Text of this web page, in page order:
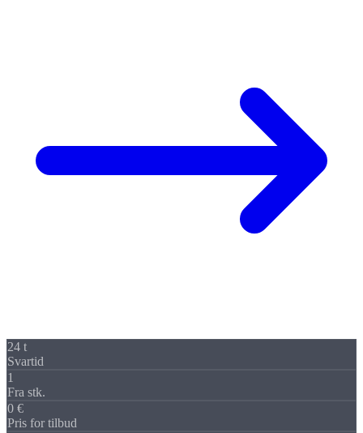
24 t
Svartid
1
Fra stk.
0 €
Pris for tilbud